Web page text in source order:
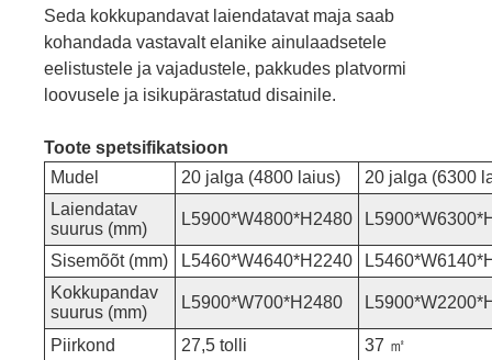
Seda kokkupandavat laiendatavat maja saab
kohandada vastavalt elanike ainulaadsetele
eelistustele ja vajadustele, pakkudes platvormi
loovusele ja isikupärastatud disainile.
Toote spetsifikatsioon
Mudel
20 jalga (4800 laius)
20 jalga (6300
Laiendatav
suurus (mm)
L5900*W4800*H2480
Sisemõõt (mm) L5460*W4640*H2240
Kokkupandav
suurus (mm)
L5900*W700*H2480
Piirkond 27,5 tolli
37 ㎡